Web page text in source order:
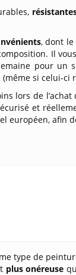
, dont
Il
pour un
si celui-ci
lors de l’achat
et
européen, afin
type de
plus onéreuse